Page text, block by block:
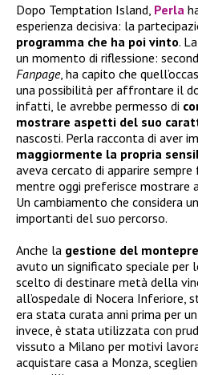
Dopo Temptation Island, Perla
esperienza decisiva: la
programma che ha poi vinto.
un momento di riflessione:
Fanpage, ha capito che
una possibilità per affrontare il
infatti, le avrebbe permesso di
mostrare aspetti del suo
nascosti. Perla racconta di aver
maggiormente la propria
aveva cercato di apparire
mentre oggi preferisce mostrare
Un cambiamento che considera
importanti del suo percorso.
Anche la gestione del
avuto un significato speciale per
scelto di destinare metà della
all’ospedale di Nocera Inferiore,
era stata curata anni prima per
invece, è stata utilizzata con
vissuto a Milano per motivi
acquistare casa a Monza,